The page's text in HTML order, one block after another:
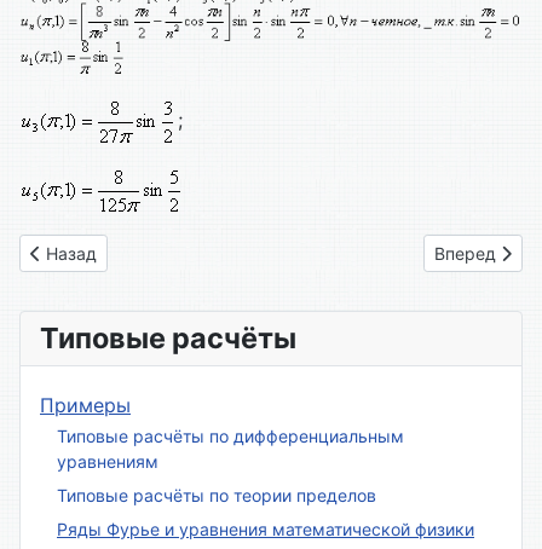
;
Предыдущий: Вариант 08
Назад Следующий:
Вперед
Типовые расчёты
Примеры
Типовые расчёты по дифференциальным
уравнениям
Типовые расчёты по теории пределов
Ряды Фурье и уравнения математической физики